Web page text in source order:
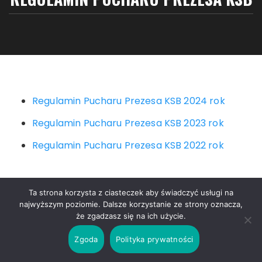
Regulamin Pucharu Prezesa KSB 2024 rok
Regulamin Pucharu Prezesa KSB 2023 rok
Regulamin Pucharu Prezesa KSB 2022 rok
Copyright © Klub Strzelnica Bojowa
Fascinate Motyw od Themebeez
Ta strona korzysta z ciasteczek aby świadczyć usługi na
najwyższym poziomie. Dalsze korzystanie ze strony oznacza,
że zgadzasz się na ich użycie.
Zgoda Polityka prywatności